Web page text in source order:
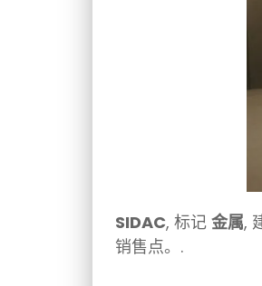
SIDAC, 标记 金属,
销售点。.